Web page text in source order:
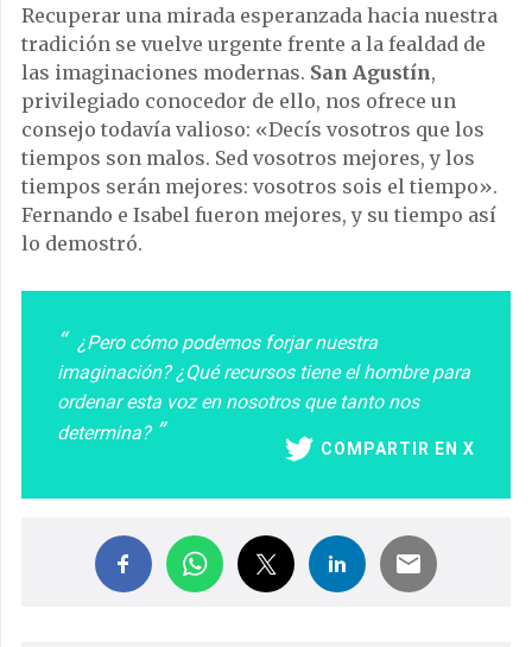
Recuperar una mirada esperanzada hacia nuestra
tradición se vuelve urgente frente a la fealdad de
las imaginaciones modernas. San Agustín,
privilegiado conocedor de ello, nos ofrece un
consejo todavía valioso: «Decís vosotros que los
tiempos son malos. Sed vosotros mejores, y los
tiempos serán mejores: vosotros sois el tiempo».
Fernando e Isabel fueron mejores, y su tiempo así
lo demostró.
¿Pero cómo podemos forjar nuestra
imaginación? ¿Qué recursos tiene el hombre para
ordenar esta voz en nosotros que tanto nos
determina?
COMPARTIR EN X